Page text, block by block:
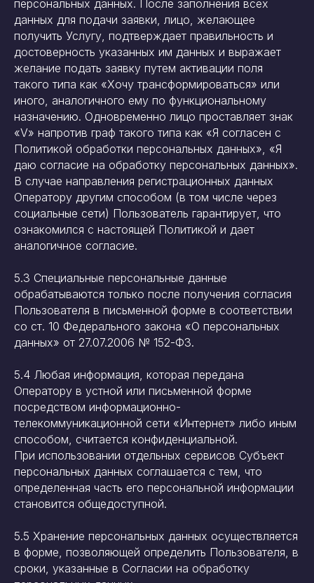
персональных данных. После заполнения всех
данных для подачи заявки, лицо, желающее
получить Услугу, подтверждает правильность и
достоверность указанных им данных и выражает
желание подать заявку путем активации поля
такого типа как «Хочу трансформироваться» или
иного, аналогичного ему по функциональному
назначению. Одновременно лицо проставляет знак
«V» напротив граф такого типа как «Я согласен с
Политикой обработки персональных данных», «Я
даю согласие на обработку персональных данных».
В случае направления регистрационных данных
Оператору другим способом (в том числе через
социальные сети) Пользователь гарантирует, что
ознакомился с настоящей Политикой и дает
аналогичное согласие.
5.3 Специальные персональные данные
обрабатываются только после получения согласия
Пользователя в письменной форме в соответствии
со ст. 10 Федерального закона «О персональных
данных» от 27.07.2006 № 152-ФЗ.
5.4 Любая информация, которая передана
Оператору в устной или письменной форме
посредством информационно-
телекоммуникационной сети «Интернет» либо иным
способом, считается конфиденциальной.
При использовании отдельных сервисов Субъект
персональных данных соглашается с тем, что
определенная часть его персональной информации
становится общедоступной.
5.5 Хранение персональных данных осуществляется
в форме, позволяющей определить Пользователя, в
сроки, указанные в Согласии на обработку